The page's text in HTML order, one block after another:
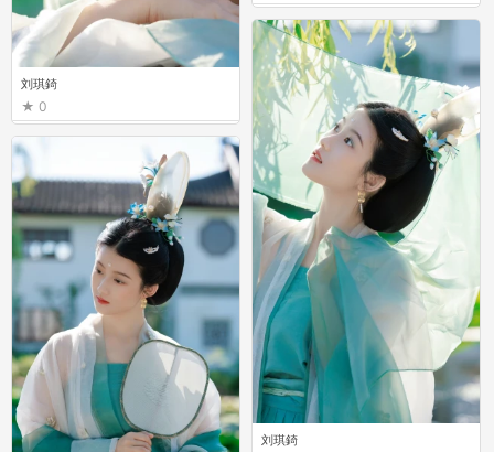
刘琪錡
0
刘琪錡